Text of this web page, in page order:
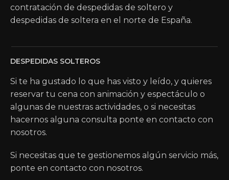
contratación de despedidas de soltero y
despedidas de soltera en el norte de España.
DESPEDIDAS SOLTEROS
Si te ha gustado lo que has visto y leído, y quieres
reservar tu cena con animación y espectáculo o
algunas de nuestras actividades, o si necesitas
hacernos alguna consulta ponte en contacto con
nosotros.
Si necesitas que te gestionemos algún servicio más,
ponte en contacto con nosotros.